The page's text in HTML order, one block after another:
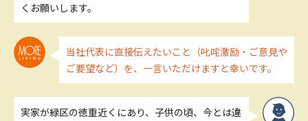
くお願いします。
当社代表に直接伝えたいこと（叱咤激励・ご意見や
ご要望など）を、一言いただけますと幸いです。
実家が緑区の徳重近くにあり、子供の頃、今とは違